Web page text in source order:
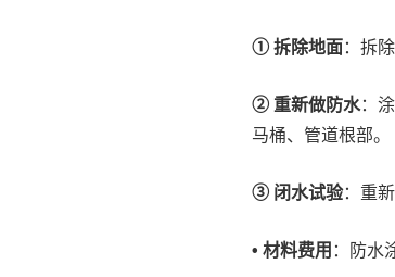
① 拆除地面：拆
② 重新做防水：
马桶、管道根部。
③ 闭水试验：重
• 材料费用 ：防水